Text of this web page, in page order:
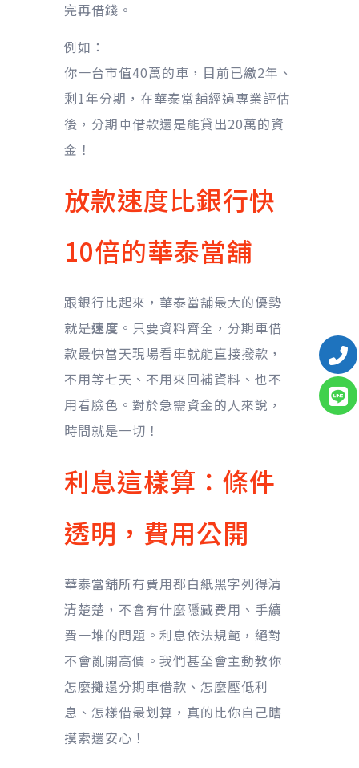
完再借錢。
例如：
你一台市值40萬的車，目前已繳2年、
剩1年分期，在華泰當舖經過專業評估
後，分期車借款還是能貸出20萬的資
金！
放款速度比銀行快
10倍的華泰當舖
跟銀行比起來，華泰當舖最大的優勢
就是速度 。只要資料齊全，分期車借
款最快當天現場看車就能直接撥款，
不用等七天、不用來回補資料、也不
用看臉色。對於急需資金的人來說，
時間就是一切！
利息這樣算：條件
透明，費用公開
華泰當舖所有費用都白紙黑字列得清
清楚楚，不會有什麼隱藏費用、手續
費一堆的問題。利息依法規範，絕對
不會亂開高價。我們甚至會主動教你
怎麼攤還分期車借款、怎麼壓低利
息、怎樣借最划算，真的比你自己瞎
摸索還安心！